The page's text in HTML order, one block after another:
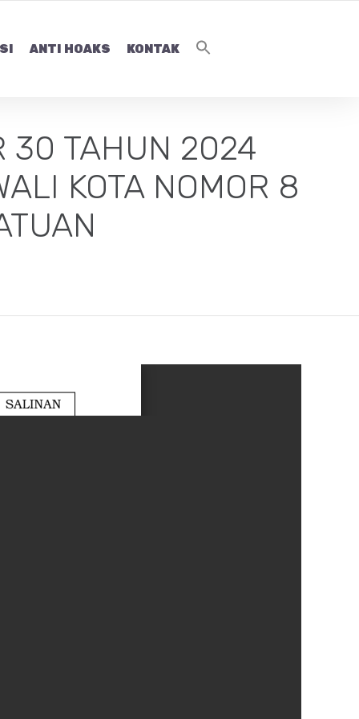
ANTI HOAKS KONTAK
30 TAHUN 2024
KOTA NOMOR 8